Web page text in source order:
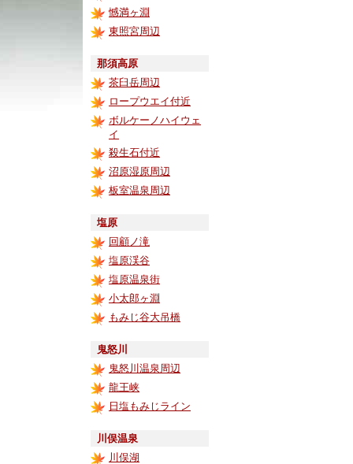
憾満ヶ淵
東照宮周辺
那須高原
茶臼岳周辺
ロープウエイ付近
ボルケーノハイウェ
イ
殺生石付近
沼原湿原周辺
板室温泉周辺
塩原
回顧ノ滝
塩原渓谷
塩原温泉街
小太郎ヶ淵
もみじ谷大吊橋
鬼怒川
鬼怒川温泉周辺
龍王峡
日塩もみじライン
川俣温泉
川俣湖